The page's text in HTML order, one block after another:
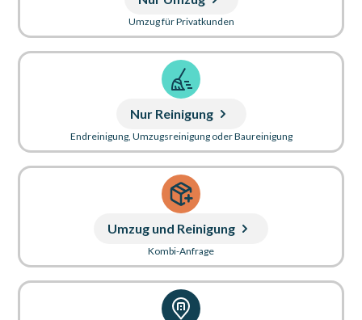
Umzug für Privatkunden
Nur Reinigung
Endreinigung, Umzugsreinigung oder Baureinigung
Umzug und Reinigung
Kombi-Anfrage